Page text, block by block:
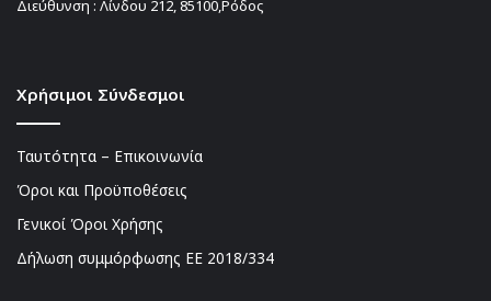
Διεύθυνση : Λίνδου 212, 85100,Ρόδος
Χρήσιμοι Σύνδεσμοι
Ταυτότητα – Επικοινωνία
Όροι και Προϋποθέσεις
Γενικοί Όροι Χρήσης
Δήλωση συμμόρφωσης ΕΕ 2018/334